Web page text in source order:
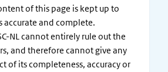
of this page is kept up to
accurate and complete.
NL cannot entirely rule out the
and therefore cannot give any
of its completeness, accuracy or